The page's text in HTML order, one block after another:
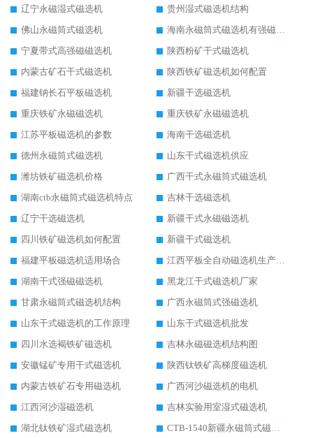
辽宁永磁湿式磁选机
贵州湿式磁选机结构
佛山永磁筒式磁选机
海南永磁筒式磁选机有强磁的吗
宁夏带式高强磁磁选机
陕西粉矿干式磁选机
内蒙古矿石干式磁选机
陕西铁矿磁选机如何配置
福建钠长石平板磁选机
新疆干选磁选机
重庆铁矿永磁磁选机
重庆铁矿永磁磁选机
江苏平板磁选机的参数
海南干选磁选机
德州永磁筒式磁选机
山东干式磁选机供应
潍坊铁矿磁选机价格
广西干式永磁筒式磁选机
湖南ctb永磁筒式磁选机特点
吉林干选磁选机
辽宁干选磁选机
新疆干式永磁磁选机
四川铁矿磁选机如何配置
新疆干式磁选机
福建平板磁选机适用场合
江西平板全自动磁选机生产厂家
湖南干式强磁磁选机
黑龙江干式磁选机厂家
甘肃永磁筒式磁选机结构
广西永磁筒式强磁选机
山东干式磁选机的工作原理
山东干式磁选机批发
四川水选褐铁矿磁选机
吉林永磁磁选机结构图
安徽锰矿专用干式磁选机
陕西钛铁矿高梯度磁选机
内蒙古铁矿石专用磁选机
广西河沙磁选机的电机
江西河沙湿磁选机
吉林实验用室湿式磁选机
湖北钛铁矿湿式磁选机
CTB-1540新疆永磁筒式磁选机